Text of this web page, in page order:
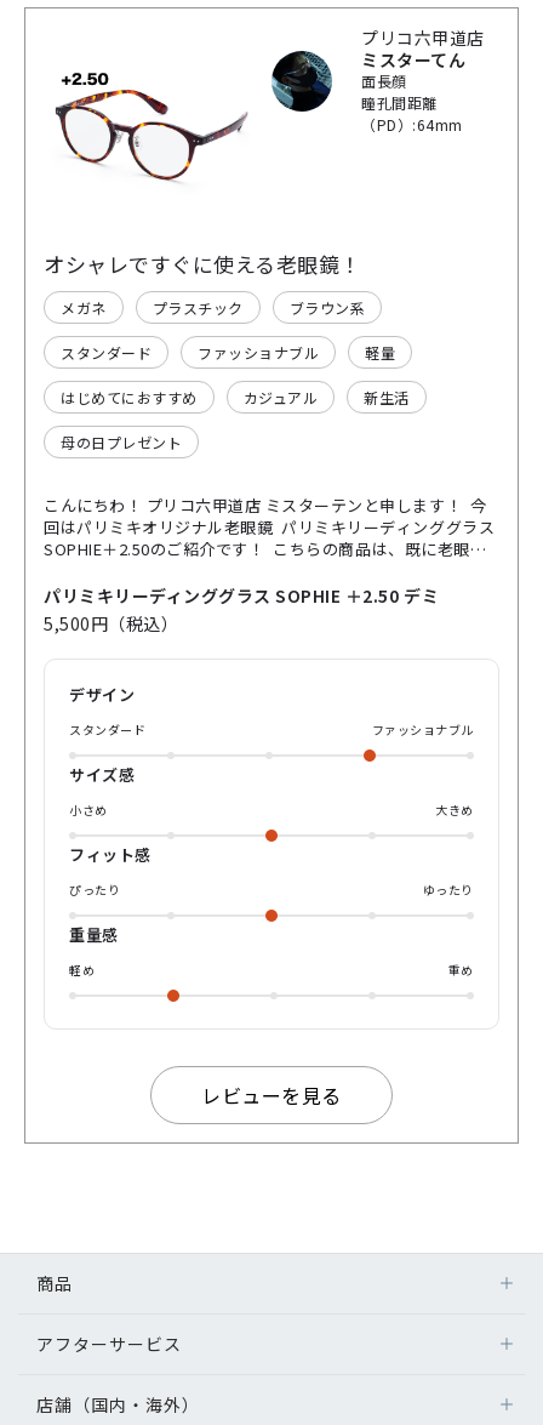
プリコ六甲道店
ミスターてん
面長顔
瞳孔間距離
（PD）:64mm
オシャレですぐに使える老眼鏡！
メガネ プラスチック ブラウン系
スタンダード ファッショナブル 軽量
はじめてにおすすめ カジュアル 新生活
母の日プレゼント
こんにちわ！ プリコ六甲道店 ミスターテンと申します！ 今
回はパリミキオリジナル老眼鏡 パリミキリーディンググラス
SOPHIE＋2.50のご紹介です！ こちらの商品は、既に老眼鏡
に老眼鏡としてお使いいただけます！👍 以前ご紹介した
PATRICKとは違う雰囲気を出しているのがこのSOPHIE。 エッ
ジの効いていない柔らかさからを演出するボストンフレーム
となっており、顔への馴染みが良く色味もデミ色なのでオシ
るプラスチックを採用しており、しなやかかつ快適な装用を
お約束します♪ 専用ケース、メガネ拭きも付属しております
のでこれ１つでどこにでも持ち運びでき困ることなし！😽 オ
ンラインショップ、実店舗共に取り扱いございますので是非
ともお試しくださいませ！ 以上！ プリコ六甲道店 ミスター
てんがお送りいたしました！
パリミキリーディンググラス SOPHIE ＋2.50 デミ
5,500円（税込）
デザイン
スタンダード ファッショナブル
サイズ感
小さめ 大きめ
フィット感
ぴったり ゆったり
重量感
軽め 重め
レビューを見る
商品
アフターサービス
店舗（国内・海外）